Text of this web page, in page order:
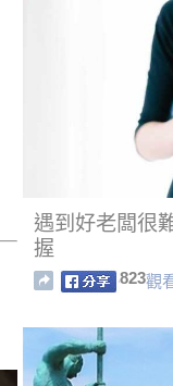
遇到好老闆很
握
823觀